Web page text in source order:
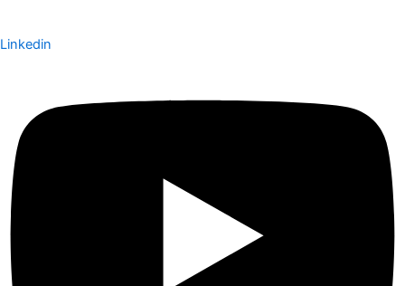
Linkedin